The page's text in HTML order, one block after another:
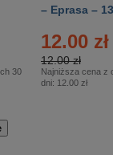
30
– Eprasa –
12.00 zł
12.00 zł
Najniższa cena z
dni: 12.00 zł